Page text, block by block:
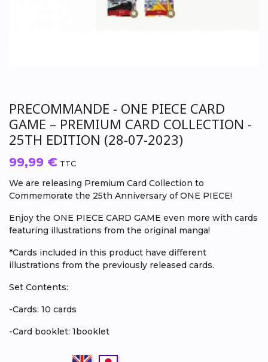
PRECOMMANDE - ONE PIECE CARD
GAME – PREMIUM CARD COLLECTION -
25TH EDITION (28-07-2023)
99,99 € TTC
We are releasing Premium Card Collection to
Commemorate the 25th Anniversary of ONE PIECE!
Enjoy the ONE PIECE CARD GAME even more with cards
featuring illustrations from the original manga!
*Cards included in this product have different
illustrations from the previously released cards.
Set Contents:
-Cards: 10 cards
-Card booklet: 1booklet